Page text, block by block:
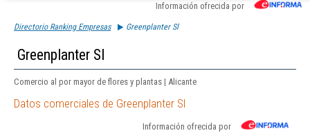
Información ofrecida por
Directorio Ranking Empresas Greenplanter Sl
Greenplanter Sl
Comercio al por mayor de flores y plantas | Alicante
Datos comerciales de Greenplanter Sl
Información ofrecida por